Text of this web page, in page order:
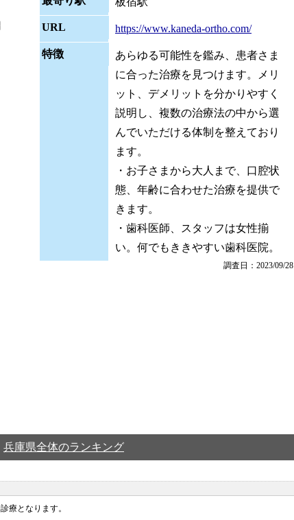
URL https://www.kaneda-ortho.com/
特徴
あらゆる可能性を鑑み、患者さま
に合った治療を見つけます。メリ
ット、デメリットを分かりやすく
説明し、複数の治療法の中から選
んでいただける体制を整えており
ます。
・お子さまから大人まで、口腔状
態、年齢に合わせた治療を提供で
きます。
・歯科医師、スタッフは女性揃
い。何でもききやすい歯科医院。
調査日：2023/09/28
兵庫県全体のランキング
療となります。